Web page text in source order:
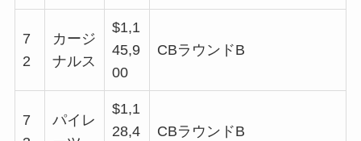
7
2
カージ
ナルス
$1,1
45,9
00
CBラウンドB
7
パイレ
$1,1
28,4
CBラウンドB